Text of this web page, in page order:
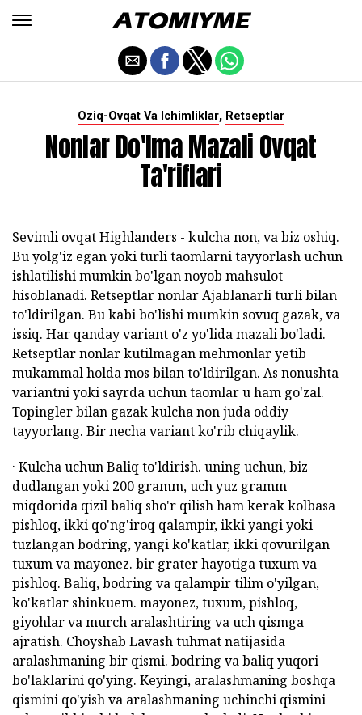
Oziq-Ovqat Va Ichimliklar, Retseptlar
Nonlar Do'lma Mazali Ovqat
Ta'riflari
Sevimli ovqat Highlanders - kulcha non, va biz oshiq.
Bu yolg'iz egan yoki turli taomlarni tayyorlash uchun
ishlatilishi mumkin bo'lgan noyob mahsulot
hisoblanadi. Retseptlar nonlar Ajablanarli turli bilan
to'ldirilgan. Bu kabi bo'lishi mumkin sovuq gazak, va
issiq. Har qanday variant o'z yo'lida mazali bo'ladi.
Retseptlar nonlar kutilmagan mehmonlar yetib
mukammal holda mos bilan to'ldirilgan. As nonushta
variantni yoki sayrda uchun taomlar u ham go'zal.
Topingler bilan gazak kulcha non juda oddiy
tayyorlang. Bir necha variant ko'rib chiqaylik.
· Kulcha uchun Baliq to'ldirish. uning uchun, biz
dudlangan yoki 200 gramm, uch yuz gramm
miqdorida qizil baliq sho'r qilish ham kerak kolbasa
pishloq, ikki qo'ng'iroq qalampir, ikki yangi yoki
tuzlangan bodring, yangi ko'katlar, ikki qovurilgan
tuxum va mayonez. bir grater hayotiga tuxum va
pishloq. Baliq, bodring va qalampir tilim o'yilgan,
ko'katlar shinkuem. mayonez, tuxum, pishloq,
giyohlar va murch aralashtiring va uch qismga
ajratish. Choyshab Lavash tuhmat natijasida
aralashmaning bir qismi. bodring va baliq yuqori
bo'laklarini qo'ying. Keyingi, aralashmaning boshqa
qismini qo'yish va aralashmaning uchinchi qismini